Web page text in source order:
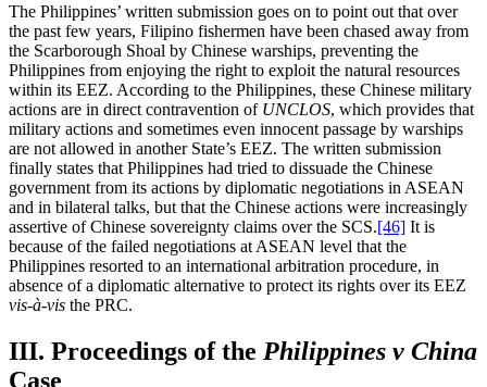
The Philippines’ written submission goes on to point out that over
the past few years, Filipino fishermen have been chased away from
the Scarborough Shoal by Chinese warships, preventing the
Philippines from enjoying the right to exploit the natural resources
within its EEZ. According to the Philippines, these Chinese military
actions are in direct contravention of UNCLOS, which provides that
military actions and sometimes even innocent passage by warships
are not allowed in another State’s EEZ. The written submission
finally states that Philippines had tried to dissuade the Chinese
government from its actions by diplomatic negotiations in ASEAN
and in bilateral talks, but that the Chinese actions were increasingly
assertive of Chinese sovereignty claims over the SCS.[46] It is
because of the failed negotiations at ASEAN level that the
Philippines resorted to an international arbitration procedure, in
absence of a diplomatic alternative to protect its rights over its EEZ
vis-à-vis the PRC.
III. Proceedings of the Philippines v China
Case